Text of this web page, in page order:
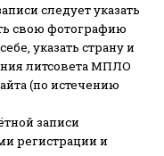
следует указать
свою фотографию
указать страну и
литсовета МПЛО
(по истечению
записи
регистрации и